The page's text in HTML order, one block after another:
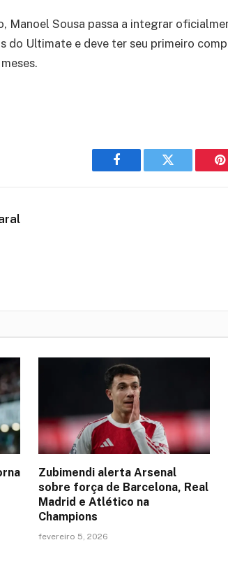
Manoel Sousa passa a integrar
do Ultimate e deve ter seu primeiro
Facebook Twitter
Zubimendi alerta Arsenal
sobre força de Barcelona, Real
Madrid e Atlético na
Champions
fevereiro 5, 2026